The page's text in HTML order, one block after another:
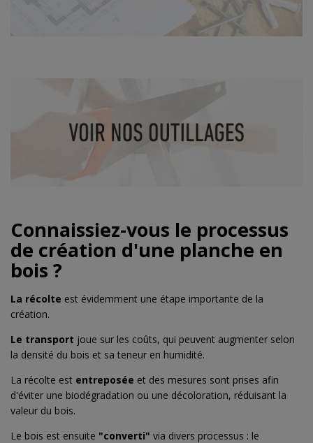
Connaissiez-vous le processus
de création d'une planche en
bois ?
La récolte est évidemment une étape importante de la
création.
Le transport joue sur les coûts, qui peuvent augmenter selon
la densité du bois et sa teneur en humidité.
La récolte est entreposée et des mesures sont prises afin
d'éviter une biodégradation ou une décoloration, réduisant la
valeur du bois.
Le bois est ensuite "converti" via divers processus : le